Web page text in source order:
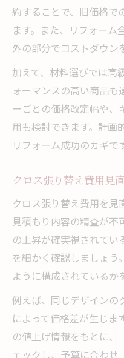
約することで、旧価格で
ます。また、リフォーム
外の部分でコストダウン
加えて、材料選びでは高
ォーマンスの高い商品も
ーごとの価格改定幅や、
用も検討できます。計画
リフォーム成功のカギで
クロス張り替え費用見
クロス張り替え費用を見
見積もり内容の精査が不
の上昇が確実視されてい
を細かく確認しましょう
ように構成されているか
例えば、同じデザインの
によって価格差が生じま
の値上げ情報をもとに
ェックし、予算に合わ